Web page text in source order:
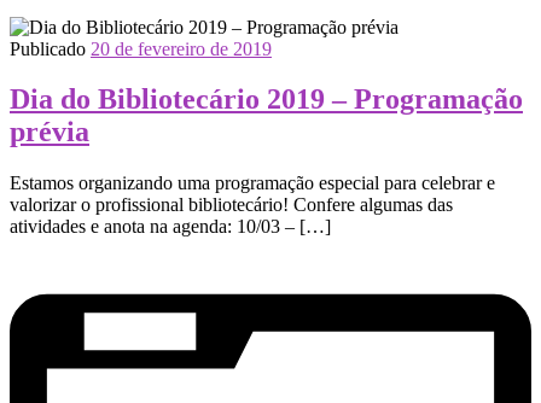
Publicado 20 de fevereiro de 2019
Dia do Bibliotecário 2019 – Programação
prévia
Estamos organizando uma programação especial para celebrar e
valorizar o profissional bibliotecário! Confere algumas das
atividades e anota na agenda: 10/03 – […]